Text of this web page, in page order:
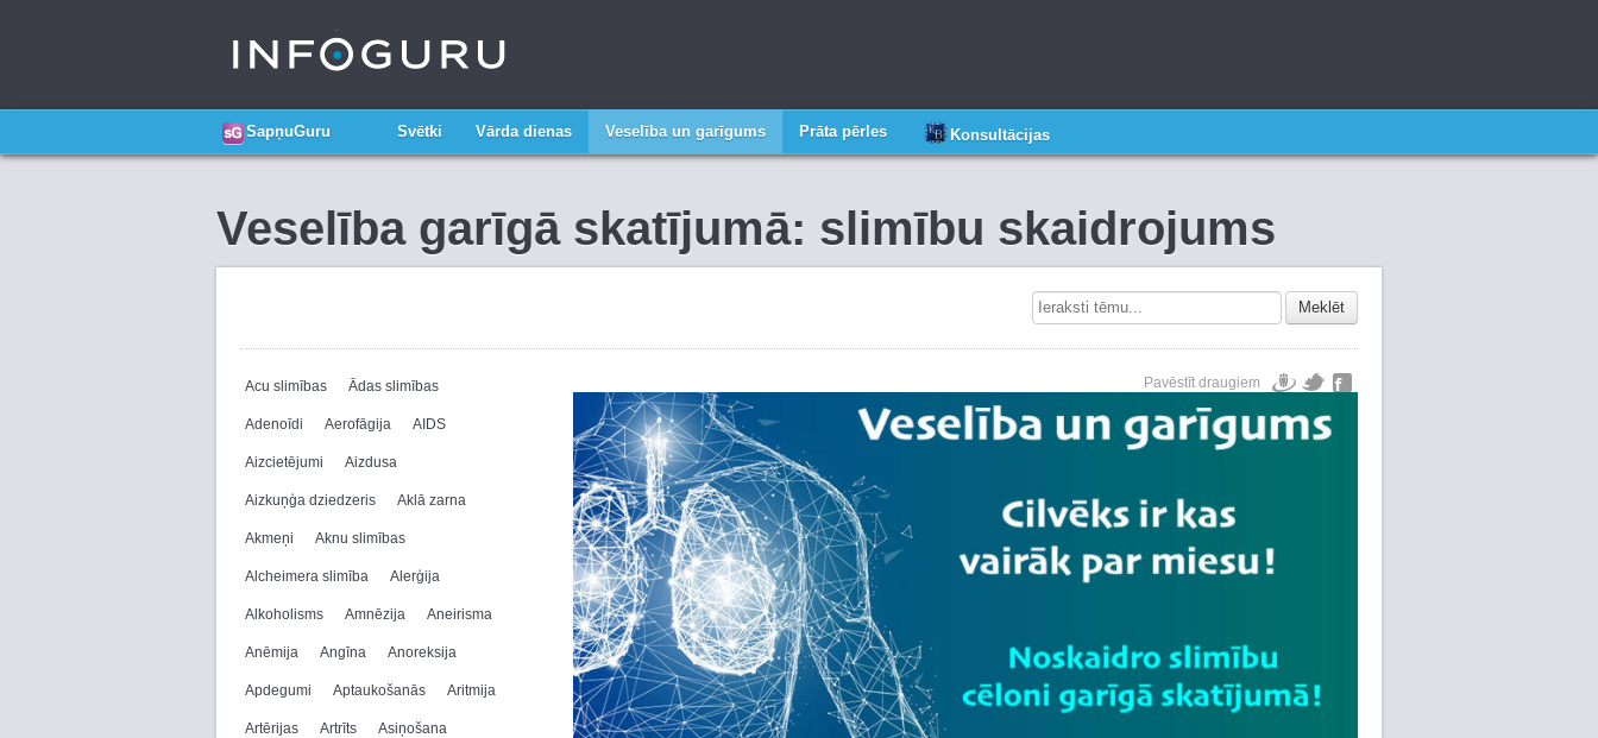
SapņuGuru Svētki Vārda dienas Veselība un garīgums Prāta pērles Konsultācijas
Veselība garīgā skatījumā: slimību skaidrojums
Meklēt
Acu slimības Ādas slimības
Adenoīdi Aerofāgija AIDS
Aizcietējumi Aizdusa
Aizkuņģa dziedzeris Aklā zarna
Akmeņi Aknu slimības
Alcheimera slimība Alerģija
Alkoholisms Amnēzija Aneirisma
Anēmija Angīna Anoreksija
Apdegumi Aptaukošanās Aritmija
Artērijas Artrīts Asiņošana
Pavēstīt draugiem